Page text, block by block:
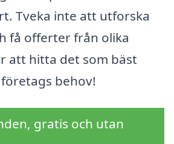
Tveka inte att utforska
få offerter från olika
att hitta det som bäst
behov!
gratis och utan